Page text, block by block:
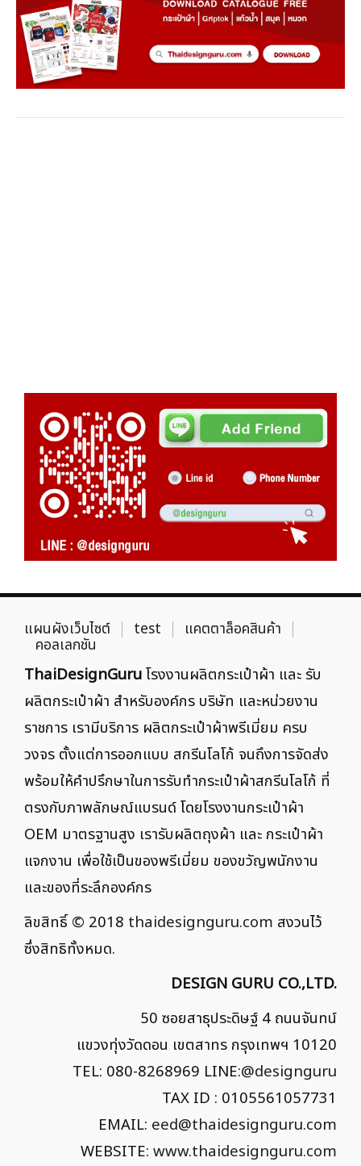
แผนผังเว็บไซต์ test แคตตาล็อคสินค้า
คอลเลกชัน
ThaiDesignGuruโรงงานผลิตกระเป๋าผ้า และ รับ
ผลิตกระเป๋าผ้า สำหรับองค์กร บริษัท และหน่วยงาน
ราชการ เรามีบริการ ผลิตกระเป๋าผ้าพรีเมี่ยม ครบ
วงจร ตั้งแต่การออกแบบ สกรีนโลโก้ จนถึงการจัดส่ง
พร้อมให้คำปรึกษาในการรับทำกระเป๋าผ้าสกรีนโลโก้ ที่
ตรงกับภาพลักษณ์แบรนด์ โดยโรงงานกระเป๋าผ้า
OEM มาตรฐานสูง เรารับผลิตถุงผ้า และ กระเป๋าผ้า
แจกงาน เพื่อใช้เป็นของพรีเมี่ยม ของขวัญพนักงาน
และของที่ระลึกองค์กร
ลิขสิทธิ์ © 2018 thaidesignguru.com สงวนไว้
ซึ่งสิทธิทั้งหมด.
DESIGN GURU CO.,LTD.
50 ซอยสาธุประดิษฐ์ 4 ถนนจันทน์
แขวงทุ่งวัดดอน เขตสาทร กรุงเทพฯ 10120
TEL: 080-8268969 LINE:@designguru
TAX ID : 0105561057731
EMAIL: eed@thaidesignguru.com
WEBSITE: www.thaidesignguru.com